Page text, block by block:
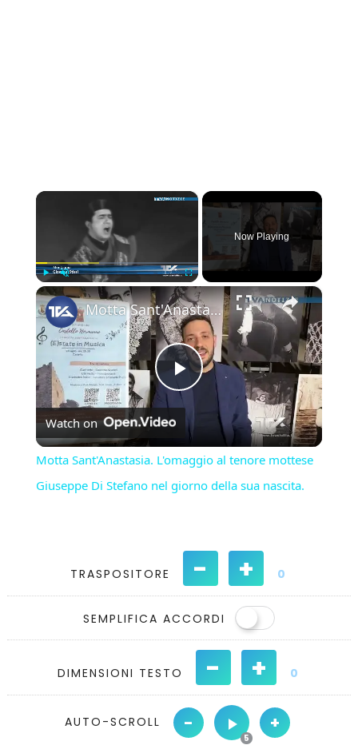
×
Play Unmute Fullscreen
Now Playing
×
Play
Video
Motta Sant'Anastasia. L'omaggio al tenore mottese Giuseppe Di Stefano nel giorno della sua nascita.
Watch on
Motta Sant'Anastasia. L'omaggio al tenore mottese
Giuseppe Di Stefano nel giorno della sua nascita.
TRASPOSITORE - + 0
SEMPLIFICA ACCORDI
DIMENSIONI TESTO - + 0
AUTO-SCROLL - +